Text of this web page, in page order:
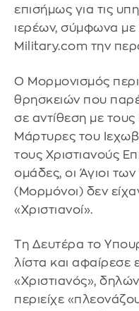
επισήμως για τις
ιερέων, σύμφωνα με
Military.com την
Ο Μορμονισμός
θρησκειών που
σε αντίθεση με
Μάρτυρες του
τους Χριστιανούς
ομάδες, οι Άγιοι
(Μορμόνοι) δεν
«Χριστιανοί».
Τη Δευτέρα το
λίστα και αφαίρεσε
«Χριστιανός»,
περιείχε